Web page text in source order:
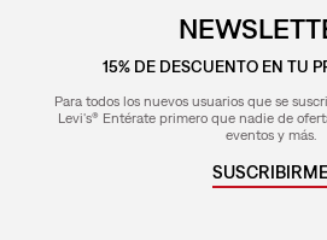
15% DE DESCUENTO EN TU
Para todos los nuevos usuarios que se
Levi's® Entérate primero que nadie de
eventos y más.
SUSCRIBIRME